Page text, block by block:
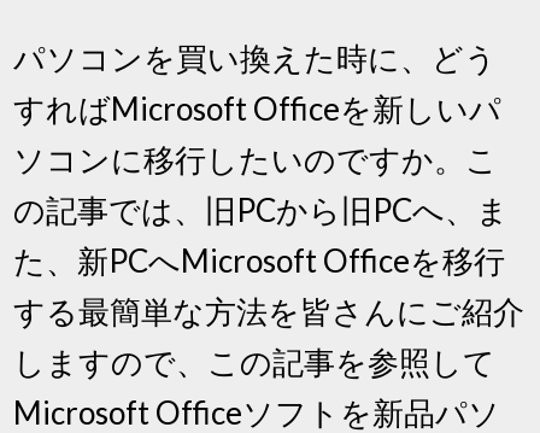
パソコンを買い換えた時に、どう
すればMicrosoft Officeを新しいパ
ソコンに移行したいのですか。こ
の記事では、旧PCから旧PCへ、ま
た、新PCへMicrosoft Officeを移行
する最簡単な方法を皆さんにご紹介
しますので、この記事を参照して
Microsoft Officeソフトを新品パソ